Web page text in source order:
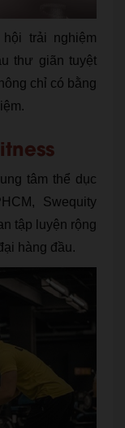
trải nghiệm
thư giãn tuyệt
chỉ có bằng
tâm thể dục
Swequity
tập luyện rộng
hàng đầu.